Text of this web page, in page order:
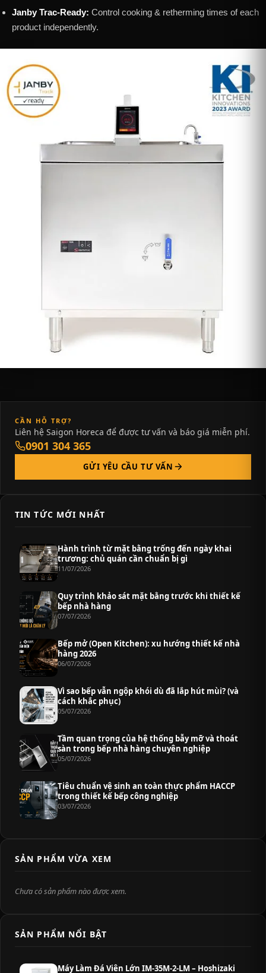
Janby Trac-Ready: Control cooking & retherming times of each
product independently.
CẦN HỖ TRỢ?
Liên hệ Saigon Horeca để được tư vấn và báo giá miễn phí.
0901 304 365
GỬI YÊU CẦU TƯ VẤN
TIN TỨC MỚI NHẤT
Hành trình từ mặt bằng trống đến ngày khai
trương: chủ quán cần chuẩn bị gì
11/07/2026
Quy trình khảo sát mặt bằng trước khi thiết kế
bếp nhà hàng
07/07/2026
Bếp mở (Open Kitchen): xu hướng thiết kế nhà
hàng 2026
06/07/2026
Vì sao bếp vẫn ngộp khói dù đã lắp hút mùi? (và
cách khắc phục)
05/07/2026
Tầm quan trọng của hệ thống bẫy mỡ và thoát
sàn trong bếp nhà hàng chuyên nghiệp
05/07/2026
Tiêu chuẩn vệ sinh an toàn thực phẩm HACCP
trong thiết kế bếp công nghiệp
03/07/2026
SẢN PHẨM VỪA XEM
Chưa có sản phẩm nào được xem.
SẢN PHẨM NỔI BẬT
Máy Làm Đá Viên Lớn IM-35M-2-LM – Hoshizaki